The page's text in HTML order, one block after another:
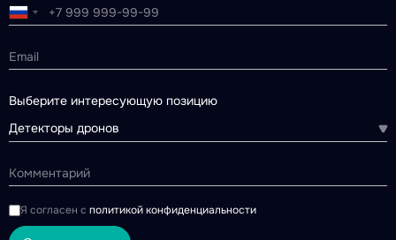
Выберите интересующую позицию
Детекторы дронов
Я согласен с политикой конфиденциальности